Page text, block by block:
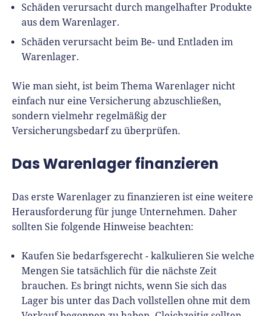
Schäden verursacht durch mangelhafter Produkte
aus dem Warenlager.
Schäden verursacht beim Be- und Entladen im
Warenlager.
Wie man sieht, ist beim Thema Warenlager nicht
einfach nur eine Versicherung abzuschließen,
sondern vielmehr regelmäßig der
Versicherungsbedarf zu überprüfen.
Das Warenlager finanzieren
Das erste Warenlager zu finanzieren ist eine weitere
Herausforderung für junge Unternehmen. Daher
sollten Sie folgende Hinweise beachten:
Kaufen Sie bedarfsgerecht - kalkulieren Sie welche
Mengen Sie tatsächlich für die nächste Zeit
brauchen. Es bringt nichts, wenn Sie sich das
Lager bis unter das Dach vollstellen ohne mit dem